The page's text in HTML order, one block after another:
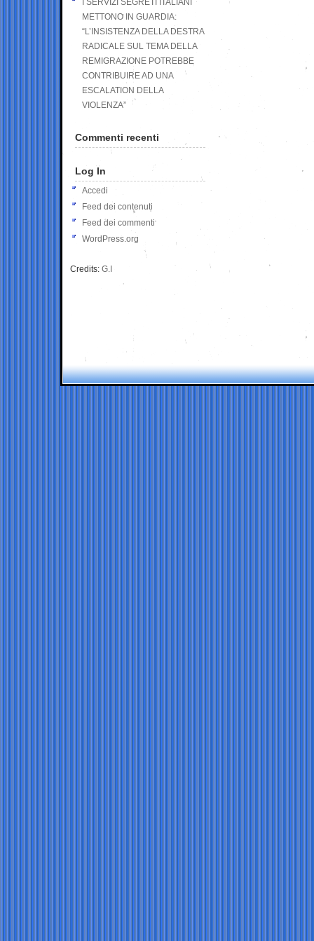
I SERVIZI SEGRETI ITALIANI
METTONO IN GUARDIA:
“L’INSISTENZA DELLA DESTRA
RADICALE SUL TEMA DELLA
REMIGRAZIONE POTREBBE
CONTRIBUIRE AD UNA
ESCALATION DELLA
VIOLENZA”
Commenti recenti
Log In
Accedi
Feed dei contenuti
Feed dei commenti
WordPress.org
Credits: G.I